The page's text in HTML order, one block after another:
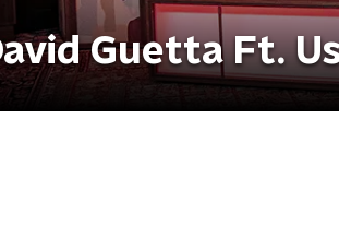
Guetta Ft.